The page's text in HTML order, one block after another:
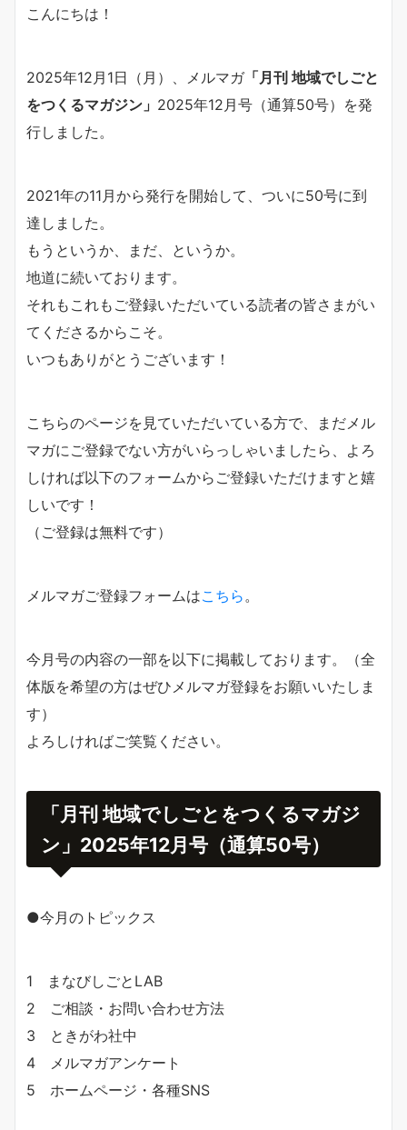
こんにちは！
2025年12月1日（月）、メルマガ「月刊 地域でしごと
をつくるマガジン」 2025年12月号（通算50号）を発
行しました。
2021年の11月から発行を開始して、ついに50号に到
達しました。
もうというか、まだ、というか。
地道に続いております。
それもこれもご登録いただいている読者の皆さまがい
てくださるからこそ。
いつもありがとうございます！
こちらのページを見ていただいている方で、まだメル
マガにご登録でない方がいらっしゃいましたら、よろ
しければ以下のフォームからご登録いただけますと嬉
しいです！
（ご登録は無料です）
メルマガご登録フォームはこちら。
今月号の内容の一部を以下に掲載しております。（全
体版を希望の方はぜひメルマガ登録をお願いいたしま
す）
よろしければご笑覧ください。
「月刊 地域でしごとをつくるマガジ
ン」2025年12月号（通算50号）
●今月のトピックス
1 まなびしごとLAB
2 ご相談・お問い合わせ方法
3 ときがわ社中
4 メルマガアンケート
5 ホームページ・各種SNS